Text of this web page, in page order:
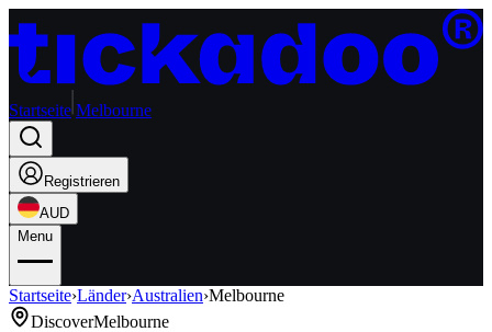
Startseite Melbourne
Registrieren
AUD
Menu
Startseite›Länder›Australien›Melbourne
DiscoverMelbourne